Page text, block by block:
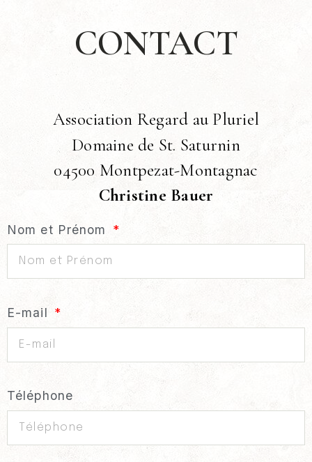
CONTACT
Association Regard au Pluriel
Domaine de St. Saturnin
04500 Montpezat-Montagnac
Christine Bauer
Nom et Prénom
E-mail
Téléphone